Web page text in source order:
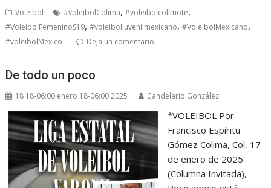
Voleibol #voleibolColima,#voleibolcolimote,
#VoleibolFemeninoS19,#voleiboljuvenilmexicano,#VoleibolMexicano,
#voleibolMexico Deja un comentario
De todo un poco
18 18-06:00 enero 18-06:00 2025 Candelario González
*VOLEIBOL Por
Francisco Espíritu
Gómez Colima, Col, 17
de enero de 2025
(Columna Invitada), –